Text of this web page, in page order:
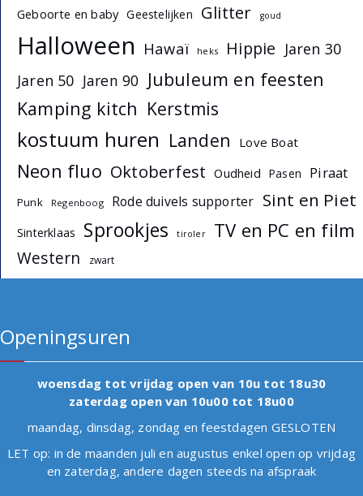
Geboorte en baby Geestelijken Glitter goud
Halloween Hawaï heks Hippie Jaren 30
Jaren 50 Jaren 90 Jubuleum en feesten
Kamping kitch Kerstmis
kostuum huren Landen Love Boat
Neon fluo Oktoberfest Oudheid Pasen Piraat
Punk Regenboog Rode duivels supporter Sint en Piet
Sinterklaas Sprookjes tiroler TV en PC en film
Western zwart
Openingsuren
woensdag tot vrijdag open van 10u tot 18u30
zaterdag open van 10u00 tot 18u00
maandag, dinsdag, zondag en feestdagen GESLOTEN
LET op: in de maanden juli en augustus enkel open op vrijdag
en zaterdag, andere dagen steeds na afspraak